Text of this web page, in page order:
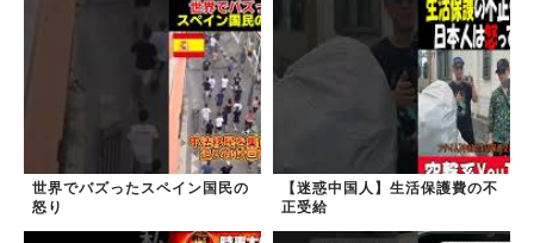
世界でバズったスペイン国民の
怒り
【迷惑中国人】生活保護費の不
正受給